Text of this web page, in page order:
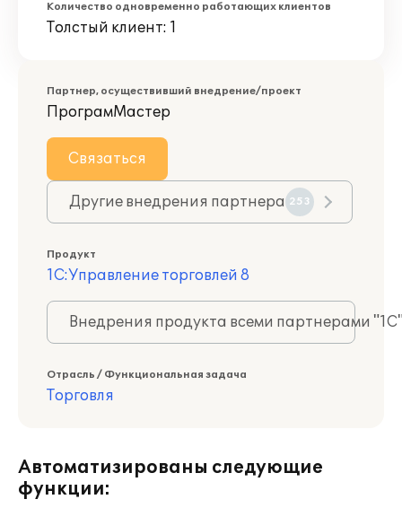
Количество одновременно работающих клиентов
Толстый клиент: 1
Партнер, осуществивший внедрение/проект
ПрограмМастер
Связаться
Другие внедрения партнера 253
Продукт
1С:Управление торговлей 8
Внедрения продукта всеми партнерами
Отрасль / Функциональная задача
Торговля
Автоматизированы следующие
функции: